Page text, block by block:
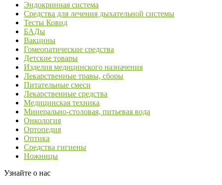
Эндокринная система
Средства для лечения дыхательной системы
Тесты Ковид
БАДы
Вакцины
Гомеопатические средства
Детские товары
Изделия медицинского назначения
Лекарственные травы, сборы
Питательные смеси
Лекарственные средства
Медицинская техника
Минерально-столовая, питьевая вода
Онкология
Ортопедия
Оптика
Средства гигиены
Ножницы
Узнайте о нас